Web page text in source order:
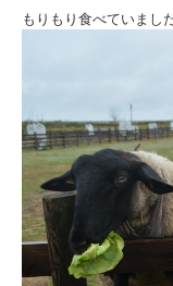
もりもり食べていまし